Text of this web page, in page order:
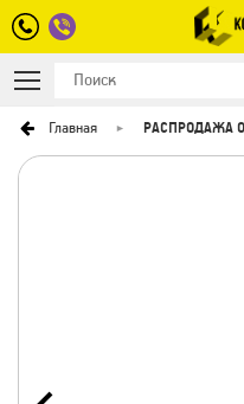
Главная РАСПРОДАЖА